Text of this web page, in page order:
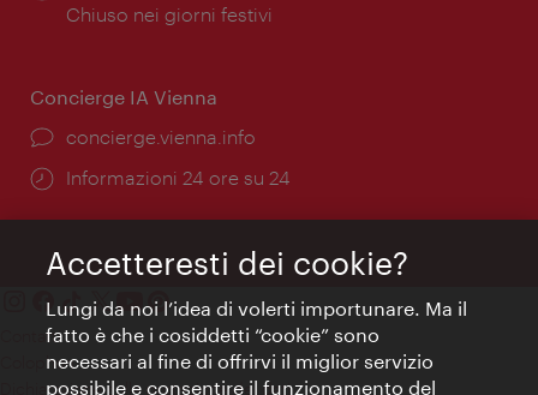
di
Chiuso nei giorni festivi
Concierge IA Vienna
Ort:
concierge.vienna.info
Öffnungszeiten:
Informazioni 24 ore su 24
Contatti
Colophon
Dichiarazione sulla protezione dei dati
Accetteresti dei cookie?
Lungi da noi l’idea di volerti importunare. Ma il
fatto è che i cosiddetti “cookie” sono
necessari al fine di offrirvi il miglior servizio
possibile e consentire il funzionamento del